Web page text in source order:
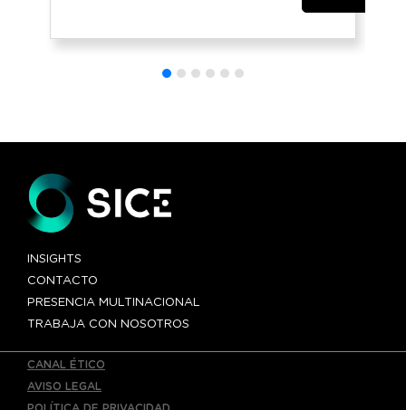
iluminación
INSIGHTS
CONTACTO
PRESENCIA MULTINACIONAL
TRABAJA CON NOSOTROS
CANAL ÉTICO
AVISO LEGAL